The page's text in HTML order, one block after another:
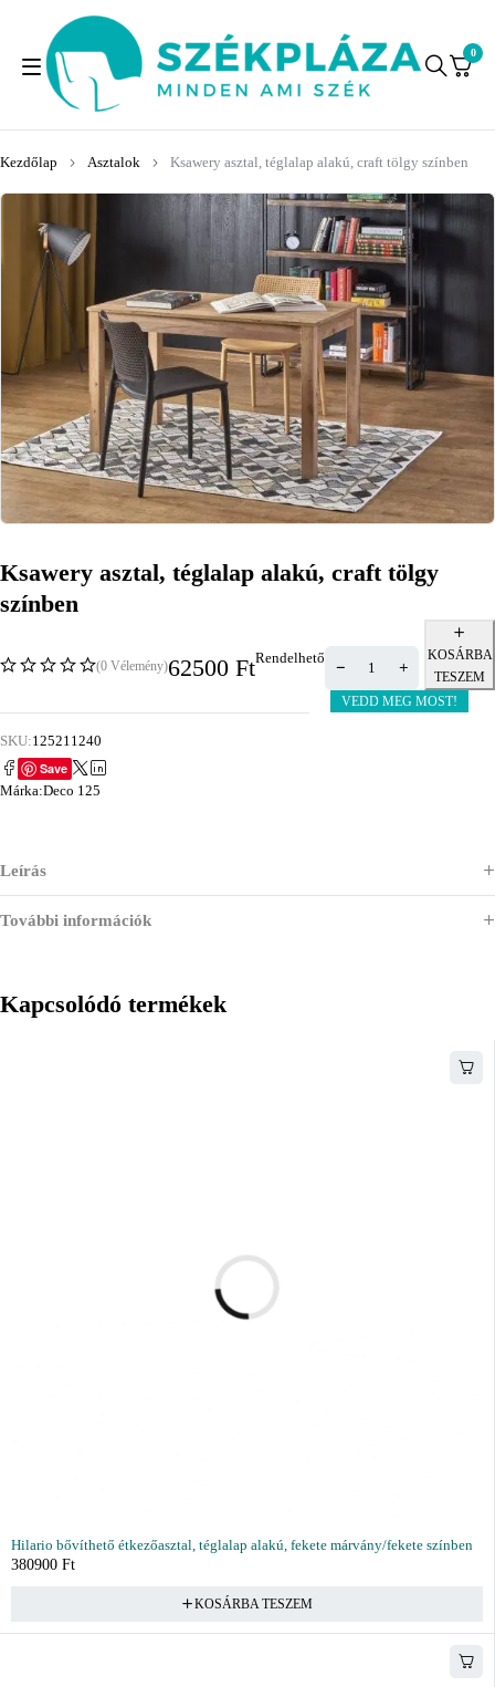
0
Kezdőlap Asztalok Ksawery asztal, téglalap alakú, craft tölgy színben
Ksawery asztal, téglalap alakú, craft tölgy
színben
(0 Vélemény)62500 FtRendelhető
KOSÁRBA
TESZEM
VEDD MEG MOST!
SKU:125211240
Save
Márka:Deco 125
Leírás
További információk
Kapcsolódó termékek
Hilario bővíthető étkezőasztal, téglalap alakú, fekete márvány/fekete színben
380900 Ft
KOSÁRBA TESZEM